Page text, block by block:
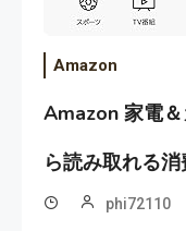
Amazon
Amazon 家電
ら読み取れる
phi72110